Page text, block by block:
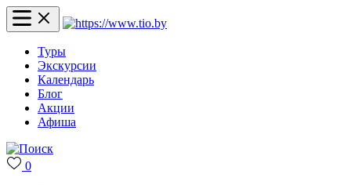
Туры
Экскурсии
Календарь
Блог
Акции
Афиша
0